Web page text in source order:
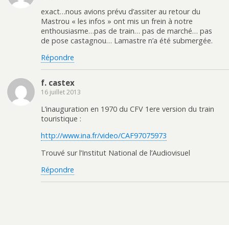
exact…nous avions prévu d’assiter au retour du
Mastrou « les infos » ont mis un frein à notre
enthousiasme…pas de train… pas de marché… pas
de pose castagnou… Lamastre n’a été submergée.
Répondre
f. castex
16 juillet 2013
L’inauguration en 1970 du CFV 1ere version du train
touristique :
http://www.ina.fr/video/CAF97075973
Trouvé sur l’Institut National de l’Audiovisuel
Répondre